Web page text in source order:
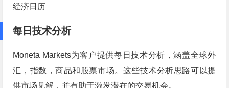
经济日历
每日技术分析
Moneta Markets为客户提供每日技术分析，涵盖全球外
汇，指数，商品和股票市场。这些技术分析思路可以提
供市场见解，并有助于激发潜在的交易机会。